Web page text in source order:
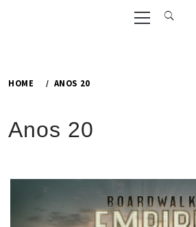
Primary
Menu
HOME ANOS 20
Anos 20